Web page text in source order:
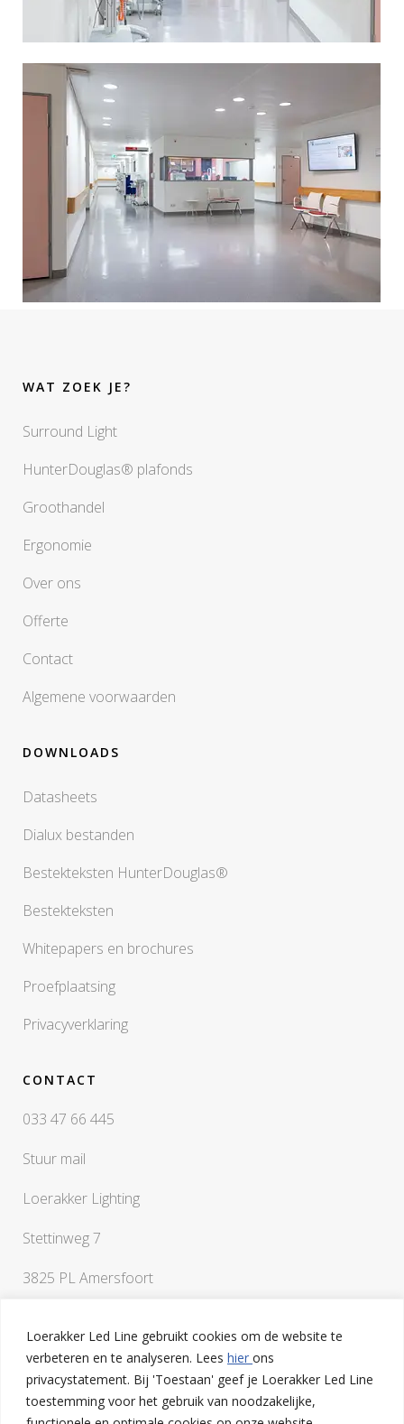
Loerakker Led Line gebruikt cookies om de website te
verbeteren en te analyseren. Lees hier ons
privacystatement. Bij 'Toestaan' geef je Loerakker Led Line
toestemming voor het gebruik van noodzakelijke,
WAT ZOEK JE?
Surround Light
HunterDouglas® plafonds
Groothandel
Ergonomie
Over ons
Offerte
Contact
Algemene voorwaarden
DOWNLOADS
Datasheets
Dialux bestanden
Bestekteksten HunterDouglas®
Bestekteksten
Whitepapers en brochures
Proefplaatsing
Privacyverklaring
CONTACT
033 47 66 445
Stuur mail
Loerakker Lighting
Stettinweg 7
3825 PL Amersfoort
Als je vragen hebt of een klankbord nodig hebt bij het